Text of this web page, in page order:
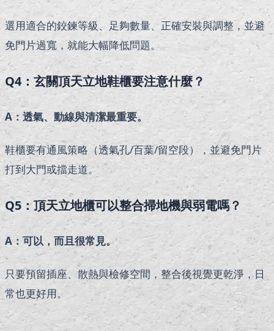
選用適合的鉸鍊等級、足夠數量、正確安裝與調整，並避
免門片過寬，就能大幅降低問題。
Q4：玄關頂天立地鞋櫃要注意什麼？
A：透氣、動線與清潔最重要。
鞋櫃要有通風策略（透氣孔/百葉/留空段），並避免門片
打到大門或擋走道。
Q5：頂天立地櫃可以整合掃地機與弱電嗎？
A：可以，而且很常見。
只要預留插座、散熱與檢修空間，整合後視覺更乾淨，日
常也更好用。